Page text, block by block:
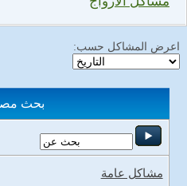
اعرض المشاكل حسب:
بحث
مشاكل عامة